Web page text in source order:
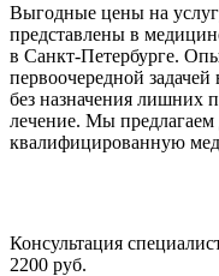
Выгодные цены на
представлены в
в Санкт-Петербурге.
первоочередной задачей
без назначения лишних
лечение. Мы
квалифицированную
Консультация
2200 руб.